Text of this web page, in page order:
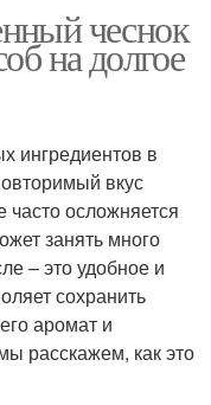
чеснок
на долгое
ингредиентов в
вкус
осложняется
занять много
– это удобное и
сохранить
аромат и
расскажем, как это